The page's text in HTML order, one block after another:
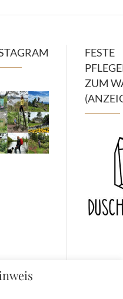
FESTE
ZUM